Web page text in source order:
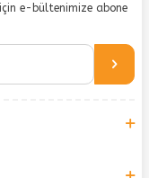
e-bültenimize abone